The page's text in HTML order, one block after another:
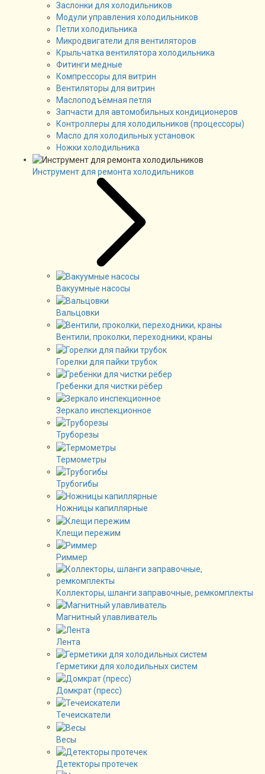
Заслонки для холодильников
Модули управления холодильников
Петли холодильника
Микродвигатели для вентиляторов
Крыльчатка вентилятора холодильника
Фитинги медные
Компрессоры для витрин
Вентиляторы для витрин
Маслоподъёмная петля
Запчасти для автомобильных кондиционеров
Контроллеры для холодильников (процессоры)
Масло для холодильных установок
Ножки холодильника
Инструмент для ремонта холодильников
Вакуумные насосы
Вальцовки
Вентили, проколки, переходники, краны
Горелки для пайки трубок
Гребенки для чистки рёбер
Зеркало инспекционное
Труборезы
Термометры
Трубогибы
Ножницы капиллярные
Клещи пережим
Риммер
Коллекторы, шланги заправочные, ремкомплекты
Магнитный улавливатель
Лента
Герметики для холодильных систем
Домкрат (пресс)
Течеискатели
Весы
Детекторы протечек